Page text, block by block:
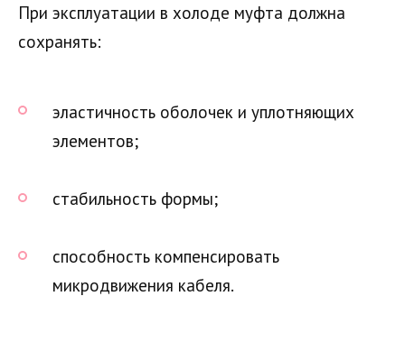
При эксплуатации в холоде муфта должна
сохранять:
эластичность оболочек и уплотняющих
элементов;
стабильность формы;
способность компенсировать
микродвижения кабеля.